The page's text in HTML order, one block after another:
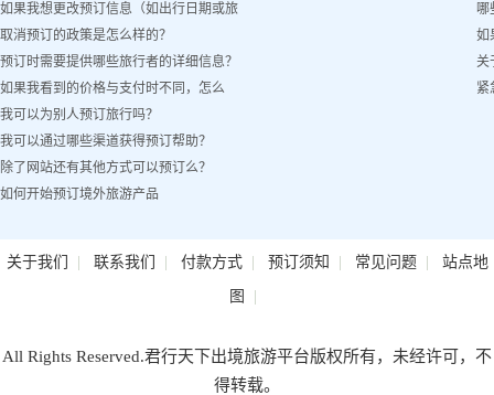
如果我想更改预订信息（如出行日期或旅
客姓名）怎么办？
取消预订的政策是怎么样的？
预订时需要提供哪些旅行者的详细信息？
如果我看到的价格与支付时不同，怎么
办？
我可以为别人预订旅行吗？
我可以通过哪些渠道获得预订帮助？
除了网站还有其他方式可以预订么？
如何开始预订境外旅游产品
哪
如
关
紧
关于我们 | 联系我们 | 付款方式| 预订须知 | 常见问题| 站点地
图 |
All Rights Reserved.君行天下出境旅游平台版权所有，未经许可，不
得转载。